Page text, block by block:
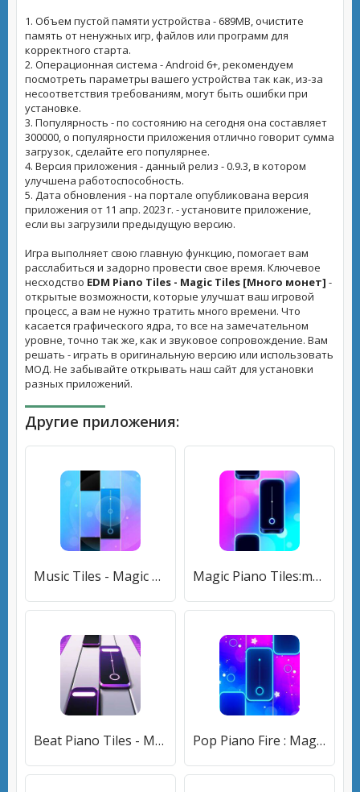
1. Объем пустой памяти устройства - 689MB, очистите
память от ненужных игр, файлов или программ для
корректного старта.
2. Операционная система - Android 6+, рекомендуем
посмотреть параметры вашего устройства так как, из-за
несоответствия требованиям, могут быть ошибки при
установке.
3. Популярность - по состоянию на сегодня она составляет
300000, о популярности приложения отлично говорит сумма
загрузок, сделайте его популярнее.
4. Версия приложения - данный релиз - 0.9.3, в котором
улучшена работоспособность.
5. Дата обновления - на портале опубликована версия
приложения от 11 апр. 2023 г. - установите приложение,
если вы загрузили предыдущую версию.
Игра выполняет свою главную функцию, помогает вам
расслабиться и задорно провести свое время. Ключевое
несходство EDM Piano Tiles - Magic Tiles [Много монет] -
открытые возможности, которые улучшат ваш игровой
процесс, а вам не нужно тратить много времени. Что
касается графического ядра, то все на замечательном
уровне, точно так же, как и звуковое сопровождение. Вам
решать - играть в оригинальную версию или использовать
МОД. Не забывайте открывать наш сайт для установки
разных приложений.
Другие приложения:
Music Tiles - Magic Tiles [Бесплатные покупки] Magic Piano Tiles:music game [Много монет]
Beat Piano Tiles - Magic Tiles [Бесплатные покупки] Pop Piano Fire : Magic Tiles 2 [Много монет]